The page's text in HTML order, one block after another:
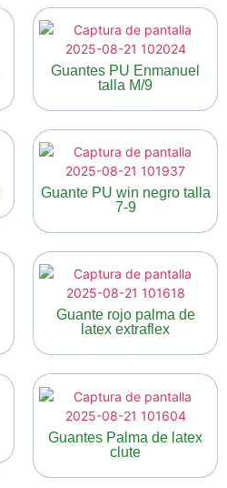
Guantes PU Enmanuel
talla M/9
Guante PU win negro talla
7-9
Guante rojo palma de
latex extraflex
Guantes Palma de latex
clute